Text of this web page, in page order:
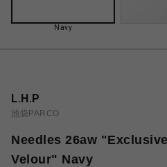
Navy
L.H.P
池袋PARCO
Needles 26aw
Velour" Navy